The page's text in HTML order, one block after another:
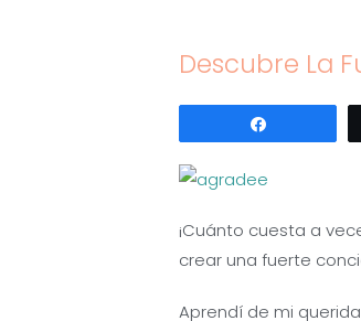
Descubre La
¡Cuánto cuesta a
crear una fuerte
Aprendí de mi